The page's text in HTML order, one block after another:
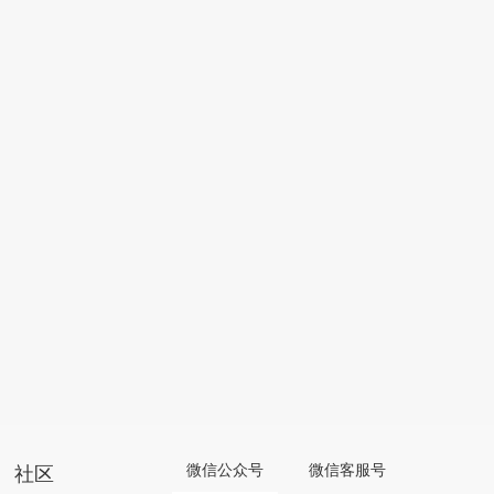
社区 微信公众号 微信客服号